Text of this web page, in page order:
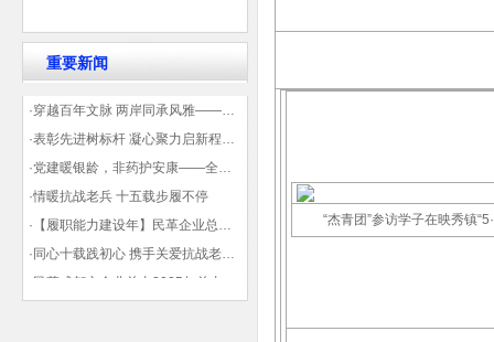
重要新闻
·穿越百年文脉 两岸同承风雅——民革四川省委会“中山天府大讲堂”第三讲在蓉举办
·表彰先进树标杆 凝心聚力启新程——民革企业总支部参加2025年度先进表彰大会有感
·党建暖银龄，非药护安康——全球健康公益大讲堂温情纪实
·情暖抗战老兵 十五载步履不停
·【履职能力建设年】民革企业总支部联合多地民革基层组织发起“夏日送清凉”活动 致敬“乡镇美容师”
·同心十载践初心 携手关爱抗战老兵——民革企业总支部 十年帮扶抗战老兵工作纪实
“杰青团”参访学子在映秀镇